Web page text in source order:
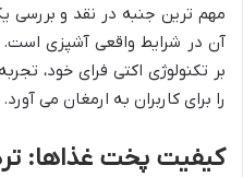
مهم ترین جنبه در نقد و بررسی
بر تکنولوژی اکتی فرای خود،
را برای کاربران به ارمغان می آورد.
کیفیت پخت غذاها: